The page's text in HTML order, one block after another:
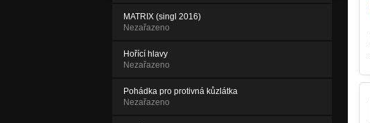
MATRIX (singl 2016)
Nezařazeno
Hořící hlavy
Nezařazeno
Pohádka pro protivná kůzlátka
Nezařazeno